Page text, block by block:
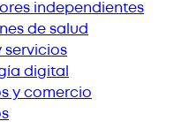
independientes
de salud
servicios
digital
y comercio